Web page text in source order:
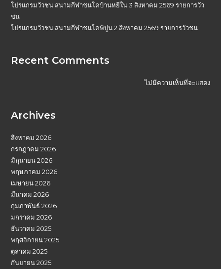
โปรแกรมวัวชน สนามกีฬาชนโคบ้านหยีใน 3 สิงหาคม 2569 รายการวัว
ชน
โปรแกรมวัวชน สนามกีฬาชนโคพิปูน 2 สิงหาคม 2569 รายการวัวชน
Recent Comments
ไม่มีความเห็นที่จะแสดง
Archives
สิงหาคม 2026
กรกฎาคม 2026
มิถุนายน 2026
พฤษภาคม 2026
เมษายน 2026
มีนาคม 2026
กุมภาพันธ์ 2026
มกราคม 2026
ธันวาคม 2025
พฤศจิกายน 2025
ตุลาคม 2025
กันยายน 2025